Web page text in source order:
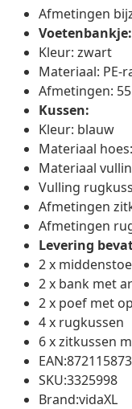
Afmetingen
Voetenbankje:
Kleur: zwart
Materiaal: PE-
Afmetingen: 55
Kussen:
Kleur: blauw
Materiaal
Materiaal
Vulling
Afmetingen
Afmetingen
Levering
2 x
2 x bank met
2 x poef met
4 x rugkussen
6 x zitkussen
SKU:3325998
Brand:vidaXL